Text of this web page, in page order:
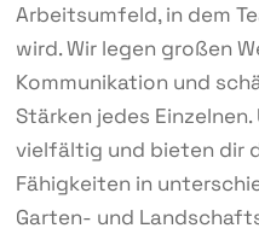
Arbeitsumfeld, in dem
wird. Wir legen großen
Kommunikation und
Stärken jedes
vielfältig und bieten dir
Fähigkeiten in
Garten- und